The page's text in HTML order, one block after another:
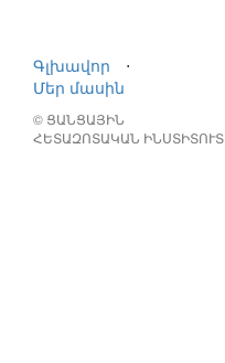
Գլխավոր
⋅
Մեր մասին
© ՑԱՆՑԱՅԻՆ
ՀԵՏԱԶՈՏԱԿԱՆ ԻՆՍՏԻՏՈՒՏ